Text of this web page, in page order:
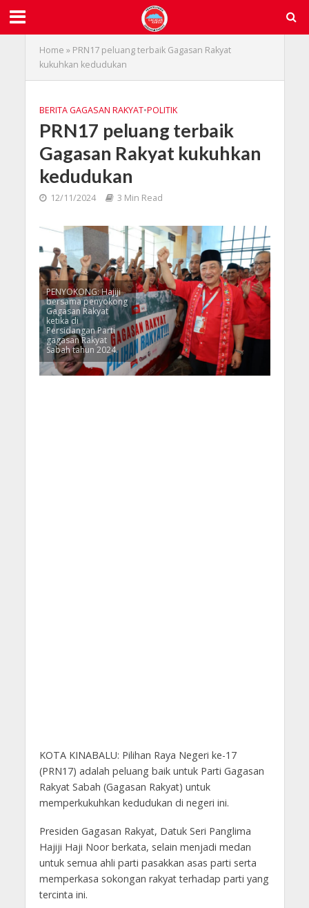
Home » PRN17 peluang terbaik Gagasan Rakyat
kukuhkan kedudukan
BERITA GAGASAN RAKYAT•POLITIK
PRN17 peluang terbaik
Gagasan Rakyat kukuhkan
kedudukan
12/11/2024 3 Min Read
PENYOKONG: Hajiji
bersama penyokong
Gagasan Rakyat
ketika di
Persidangan Parti
gagasan Rakyat
Sabah tahun 2024.
KOTA KINABALU: Pilihan Raya Negeri ke-17
(PRN17) adalah peluang baik untuk Parti Gagasan
Rakyat Sabah (Gagasan Rakyat) untuk
memperkukuhkan kedudukan di negeri ini.
Presiden Gagasan Rakyat, Datuk Seri Panglima
Hajiji Haji Noor berkata, selain menjadi medan
untuk semua ahli parti pasakkan asas parti serta
memperkasa sokongan rakyat terhadap parti yang
tercinta ini.